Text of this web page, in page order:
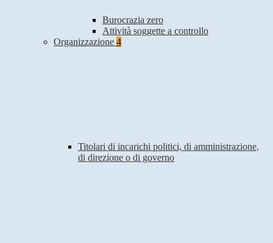
Burocrazia zero
Attività soggette a controllo
Organizzazione 4
Titolari di incarichi politici, di amministrazione,
di direzione o di governo